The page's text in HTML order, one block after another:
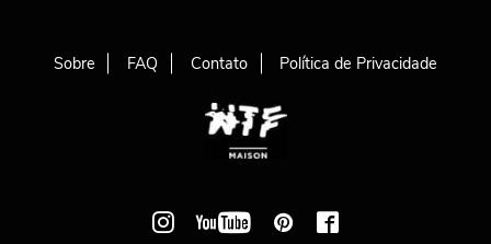
Sobre FAQ Contato Política de Privacidade